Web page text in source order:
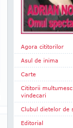
Agora cititorilor
Asul de inima
Carte
Cititorii
vindecari
Clubul dietelor de
Editorial